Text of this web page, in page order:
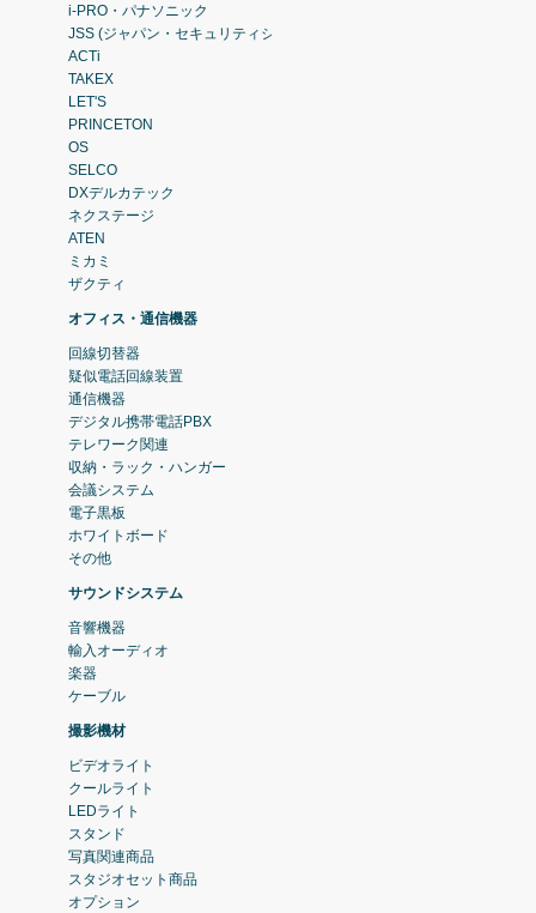
i-PRO・パナソニック
JSS (ジャパン・セキュリティシステム)
ACTi
TAKEX
LET'S
PRINCETON
OS
SELCO
DXデルカテック
ネクステージ
ATEN
ミカミ
ザクティ
オフィス・通信機器
回線切替器
疑似電話回線装置
通信機器
デジタル携帯電話PBX
テレワーク関連
収納・ラック・ハンガー
会議システム
電子黒板
ホワイトボード
その他
サウンドシステム
音響機器
輸入オーディオ
楽器
ケーブル
撮影機材
ビデオライト
クールライト
LEDライト
スタンド
写真関連商品
スタジオセット商品
オプション